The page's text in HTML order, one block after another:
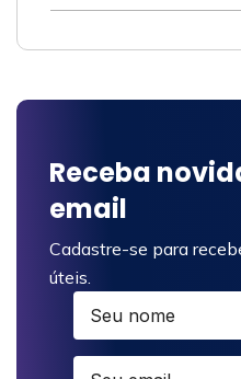
Receba
email
Cadastre-se para
úteis.